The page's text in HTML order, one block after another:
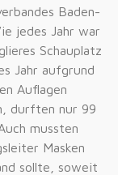
Baden-
jedes Jahr war
Schauplatz
Jahr aufgrund
Auflagen
durften nur 99
mussten
Masken
sollte, soweit